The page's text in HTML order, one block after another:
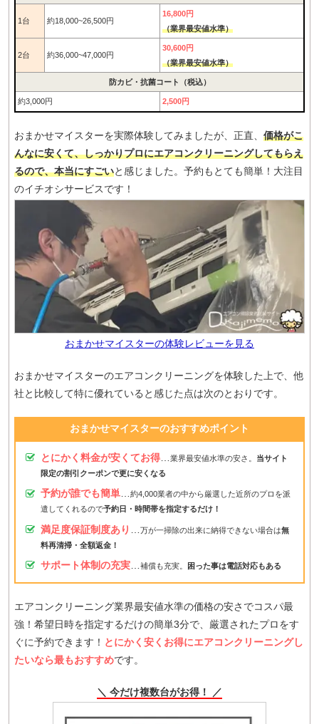
1台 約18,000~26,500円
16,800円
（業界最安値水準）
2台 約36,000~47,000円
30,600円
（業界最安値水準）
防カビ・抗菌コート（税込）
約3,000円 2,500円
おまかせマイスターを実際体験してみましたが、正直、 価格がこ
んなに安くて、しっかりプロにエアコンクリーニングしてもらえ
るので、本当にすごいと感じました。予約もとても簡単！大注目
のイチオシサービスです！
おまかせマイスターの体験レビューを見る
おまかせマイスターのエアコンクリーニングを体験した上で、他
社と比較して特に優れていると感じた点は次のとおりです。
おまかせマイスターのおすすめポイント
とにかく料金が安くてお得…業界最安値水準の安さ。 当サイト
限定の割引クーポンで更に安くなる
予約が誰でも簡単…約4,000業者の中から厳選した近所のプロを派
遣してくれるので予約日・時間帯を指定するだけ！
満足度保証制度あり 万が一掃除の出来に納得できない場合は無
料再清掃・全額返金！
サポート体制の充実…補償も充実。 困った事は電話対応もある
エアコンクリーニング業界最安値水準の価格の安さでコスパ最
強！希望日時を指定するだけの簡単3分で、厳選されたプロをす
ぐに予約できます！ とにかく安くお得にエアコンクリーニングし
たいなら最もおすすめです。
＼ 今だけ複数台がお得！ ／